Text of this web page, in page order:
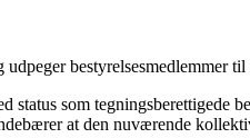
bestyrelsesmedlemmer
som tegningsberettigede
at den nuværende